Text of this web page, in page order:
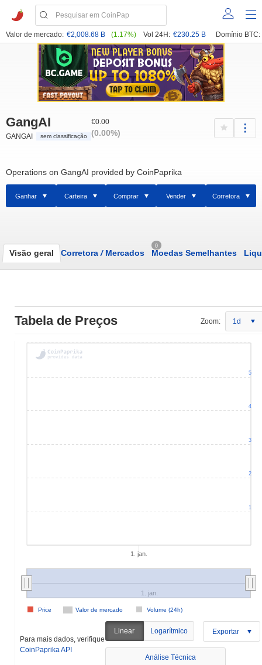
Valor de mercado: €2,008.68 B (1.17%) Vol 24H: €230.25 B Domínio BTC:
GangAI
GANGAI sem classificação
€0.00
(0.00%)
Operations on GangAI provided by CoinPaprika
Ganhar Carteira Comprar Vender Corretora
Visão geral Corretora /Mercados
0
Moedas Semelhantes
Tabela de Preços Zoom: 1d
1. jan.
Valor de mercado Volume (24h)
Price
1. jan.
1
2
3
4
5
Para mais dados, verifique
CoinPaprika API
Linear Logarítmico Exportar
Análise Técnica